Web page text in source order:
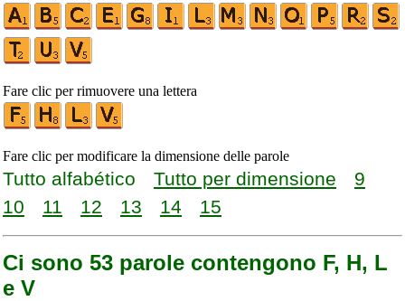
Fare clic per rimuovere una lettera
Fare clic per modificare la dimensione delle parole
Tutto alfabético Tutto per dimensione
9
10
11 12 13 14 15
Ci sono 53 parole contengono F, H, L
e V